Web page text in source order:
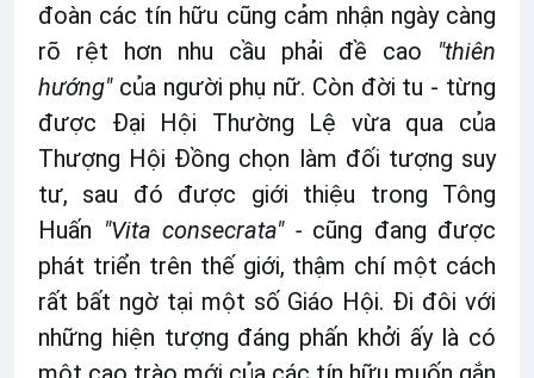
đoàn các tín hữu cũng cảm nhận ngày càng
rõ rệt hơn nhu cầu phải đề cao "thiên
hướng"của người phụ nữ. Còn đời tu - từng
được Đại Hội Thường Lệ vừa qua của
Thượng Hội Đồng chọn làm đối tượng suy
tư, sau đó được giới thiệu trong Tông
Huấn "Vita consecrata" -cũng đang được
phát triển trên thế giới, thậm chí một cách
rất bất ngờ tại một số Giáo Hội. Đi đôi với
những hiện tượng đáng phấn khởi ấy là có